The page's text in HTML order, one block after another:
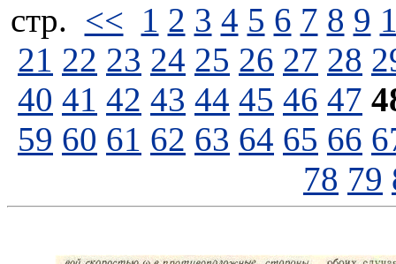
стp. << 1 2 3 4 5 6 7 8 9
21 22 23 24 25 26 27 28
40 41 42 43 44 45 46 47
59 60 61 62 63 64 65 66
78 79